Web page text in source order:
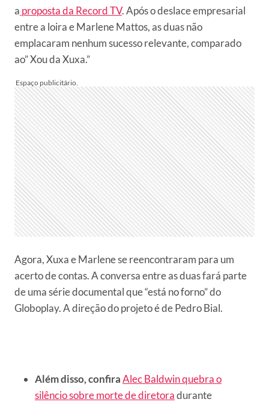
a proposta da Record TV. Após o deslace empresarial
entre a loira e Marlene Mattos, as duas não
emplacaram nenhum sucesso relevante, comparado
ao” Xou da Xuxa.”
Agora, Xuxa e Marlene se reencontraram para um
acerto de contas. A conversa entre as duas fará parte
de uma série documental que “está no forno” do
Globoplay. A direção do projeto é de Pedro Bial.
Além disso, confiraAlec Baldwin quebra o
silêncio sobre morte de diretoradurante